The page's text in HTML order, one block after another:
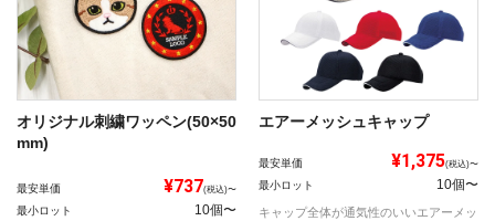
オリジナル刺繍ワッペン(50×50
mm)
最安単価 ¥737(税込)〜
最小ロット 10個〜
エアーメッシュキャップ
最安単価 ¥1,375(税込)〜
最小ロット 10個〜
キャップ全体が通気性のいいエアーメッ